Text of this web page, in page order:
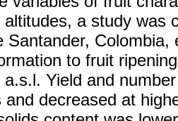
altitudes, a study was
Santander,
to fruit
a.s.l. Yield and
and decreased at